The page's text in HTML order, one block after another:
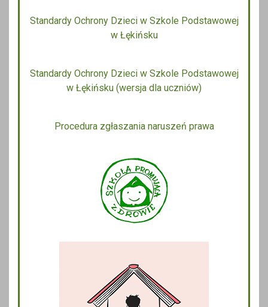
Standardy Ochrony Dzieci w Szkole Podstawowej
w Łękińsku
Standardy Ochrony Dzieci w Szkole Podstawowej
w Łękińsku (wersja dla uczniów)
Procedura zgłaszania naruszeń prawa